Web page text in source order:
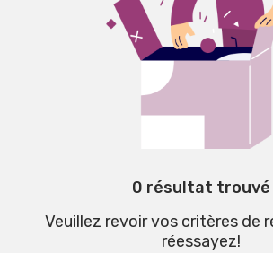
0 résultat trouvé
Veuillez revoir vos critères de
réessayez!